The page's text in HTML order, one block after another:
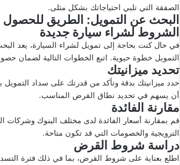
الصفقة التي تلبي احتياجاتك بشكل مثلى.
البحث عن التمويل: الطريق
الشروط لشراء سيارة جديدة
في حال كنت بحاجة إلى تمويل لشراء السيارة، يعد
التمويل خطوة حيوية. اتبع الخطوات التالية لضمان
تحديد ميزانيتك
حدد ميزانيتك بدقة وتأكد من قدرتك على سداد
أن يسهم في تحديد نطاق القرض المناسب.
مقارنة الفائدة
قم بمقارنة أسعار الفائدة لدى مختلف البنوك
الترويجية والخصومات التي قد تكون متاحة.
دراسة شروط القرض
اطلع بعناية على شروط القرض، بما في ذلك فترة